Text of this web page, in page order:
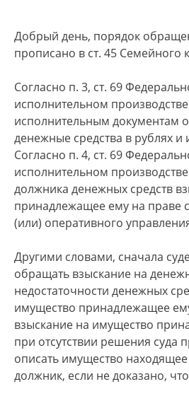
Добрый день, порядок
прописано в ст. 45 Семейного
Согласно п. 3, ст. 69
исполнительном
исполнительным документам
денежные средства в рублях
Согласно п. 4, ст. 69
исполнительном
должника денежных средств
принадлежащее ему на праве
(или) оперативного
Другими словами, сначала
обращать взыскание на
недостаточности денежных
имущество принадлежащее
взыскание на имущество
при отсутствии решения суда
описать имущество
должник, если не доказано,